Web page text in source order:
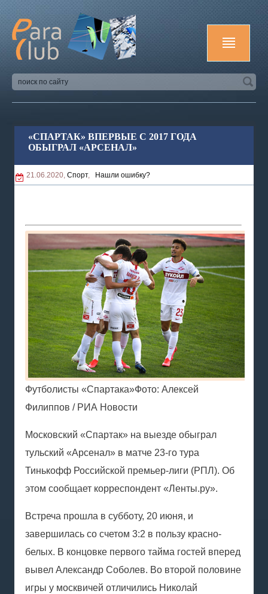
«СПАРТАК» ВПЕРВЫЕ С 2017 ГОДА
ОБЫГРАЛ «АРСЕНАЛ»
21.06.2020, Спорт, Нашли ошибку?
Футболисты «Спартака»Фото: Алексей
Филиппов / РИА Новости
Московский «Спартак» на выезде обыграл
тульский «Арсенал» в матче 23-го тура
Тинькофф Российской премьер-лиги (РПЛ). Об
этом сообщает корреспондент «Ленты.ру».
Встреча прошла в субботу, 20 июня, и
завершилась со счетом 3:2 в пользу красно-
белых. В концовке первого тайма гостей вперед
вывел Александр Соболев. Во второй половине
игры у москвичей отличились Николай